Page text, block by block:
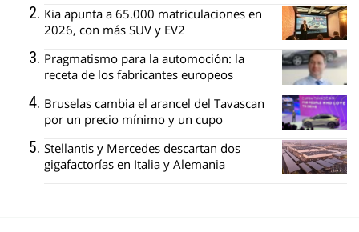
Kia apunta a 65.000 matriculaciones en
2026, con más SUV y EV2
Pragmatismo para la automoción: la
receta de los fabricantes europeos
Bruselas cambia el arancel del Tavascan
por un precio mínimo y un cupo
Stellantis y Mercedes descartan dos
gigafactorías en Italia y Alemania